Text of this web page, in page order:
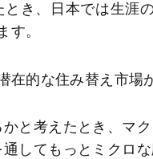
とき、日本では生涯
す。
在的な住み替え市場
と考えたとき、マ
してもっとミクロ